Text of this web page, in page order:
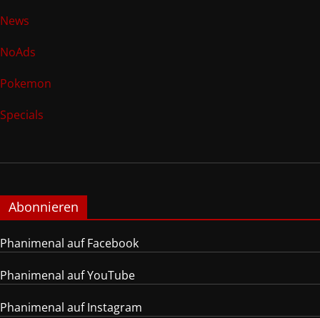
News
NoAds
Pokemon
Specials
Abonnieren
Phanimenal auf Facebook
Phanimenal auf YouTube
Phanimenal auf Instagram